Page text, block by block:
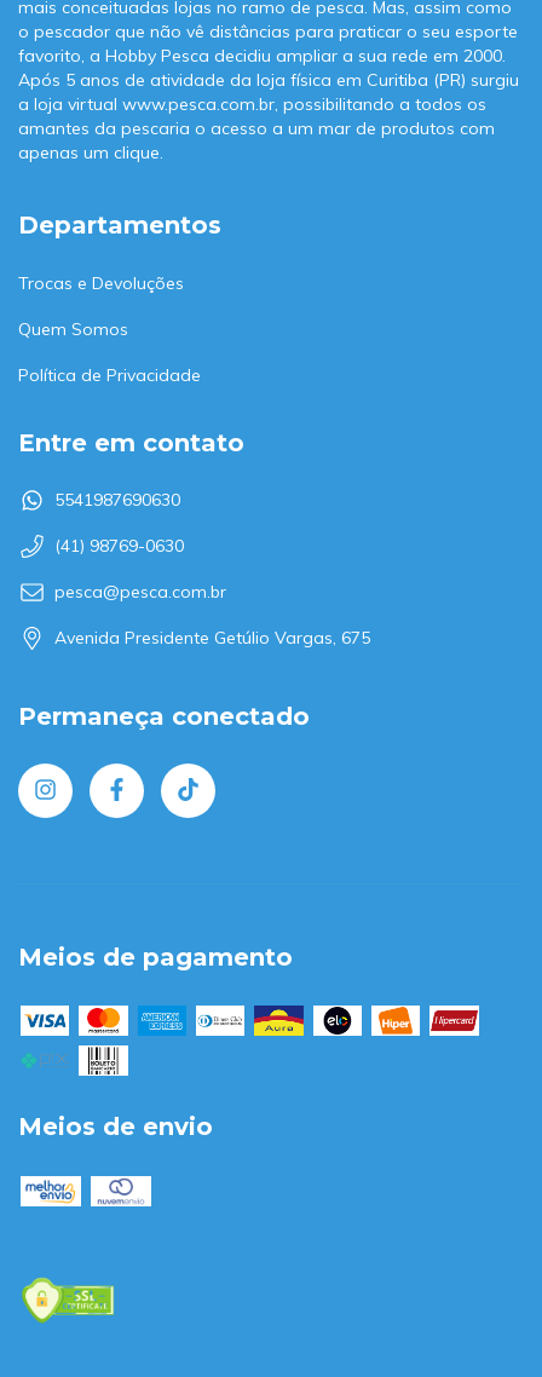
mais conceituadas lojas no ramo de pesca. Mas, assim como
o pescador que não vê distâncias para praticar o seu esporte
favorito, a Hobby Pesca decidiu ampliar a sua rede em 2000.
Após 5 anos de atividade da loja física em Curitiba (PR) surgiu
a loja virtual www.pesca.com.br, possibilitando a todos os
amantes da pescaria o acesso a um mar de produtos com
apenas um clique.
Departamentos
Trocas e Devoluções
Quem Somos
Política de Privacidade
Entre em contato
5541987690630
(41) 98769-0630
pesca@pesca.com.br
Avenida Presidente Getúlio Vargas, 675
Permaneça conectado
Meios de pagamento
Meios de envio